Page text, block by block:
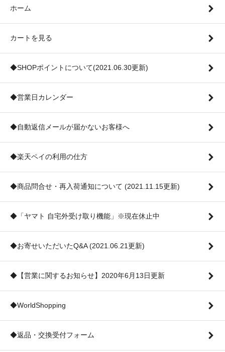
ホーム
カートを見る
◆SHOPポイントについて(2021.06.30更新)
◆営業日カレンダー
◆自動返信メールが届かないお客様へ
◆楽天ペイの利用の仕方
◆商品問合せ・再入荷通知について (2021.11.15更新)
◆「ヤマト 自宅外受け取り機能」※現在休止中
◆お寄せいただいたQ&A (2021.06.21更新)
◆【営業に関するお知らせ】2020年6月13日更新
◆WorldShopping
◆返品・交換受付フォーム